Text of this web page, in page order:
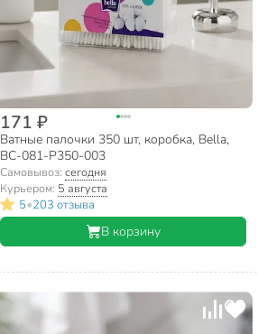
171 ₽
Ватные палочки 350 шт, коробка, Bella,
BC-081-P350-003
Самовывоз: сегодня
Курьером: 5 августа
5•203 отзыва
В корзину